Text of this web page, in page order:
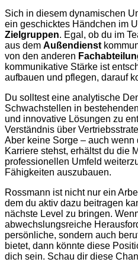
Sich in diesem dynamischen
ein geschicktes Händchen im
Zielgruppen. Egal, ob du im
aus dem Außendienst
von den anderen
kommunikative Stärke ist
aufbauen und pflegen, darauf
Du solltest eine analytische
Schwachstellen in
und innovative Lösungen zu
Verständnis über
Aber keine Sorge – auch wenn
Karriere stehst, erhältst du die
professionellen Umfeld
Fähigkeiten auszubauen.
Rossmann ist nicht nur ein
dem du aktiv dazu beitragen
nächste Level zu bringen.
abwechslungsreiche
persönliche, sondern auch
bietet, dann könnte diese
dich sein. Schau dir diese